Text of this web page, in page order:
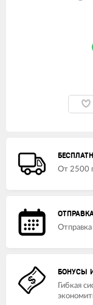
От 2500
БОНУСЫ
Гибкая